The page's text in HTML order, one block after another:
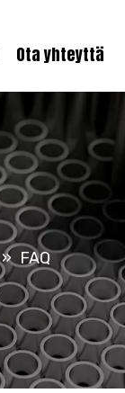
Ota yhteyttä
» FAQ